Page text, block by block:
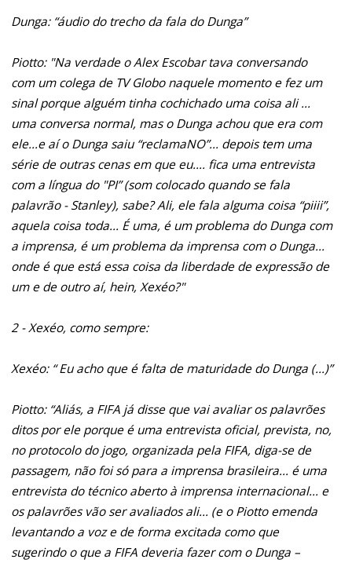
Dunga: “áudio do trecho da fala do Dunga”
Piotto: "Na verdade o Alex Escobar tava conversando
com um colega de TV Globo naquele momento e fez um
sinal porque alguém tinha cochichado uma coisa ali ...
uma conversa normal, mas o Dunga achou que era com
ele...e aí o Dunga saiu “reclamaNO”... depois tem uma
série de outras cenas em que eu.... fica uma entrevista
com a língua do "PI” (som colocado quando se fala
palavrão - Stanley), sabe? Ali, ele fala alguma coisa “piiii”,
aquela coisa toda... É uma, é um problema do Dunga com
a imprensa, é um problema da imprensa com o Dunga...
onde é que está essa coisa da liberdade de expressão de
um e de outro aí, hein, Xexéo?"
2 - Xexéo, como sempre:
Xexéo: “ Eu acho que é falta de maturidade do Dunga (...)”
Piotto: “Aliás, a FIFA já disse que vai avaliar os palavrões
ditos por ele porque é uma entrevista oficial, prevista, no,
no protocolo do jogo, organizada pela FIFA, diga-se de
passagem, não foi só para a imprensa brasileira... é uma
entrevista do técnico aberto à imprensa internacional... e
os palavrões vão ser avaliados ali... (e o Piotto emenda
levantando a voz e de forma excitada como que
sugerindo o que a FIFA deveria fazer com o Dunga –